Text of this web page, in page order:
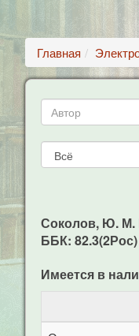
Главная
Соколов, Ю. М.
ББК: 82.3(2Рос)
Имеется в